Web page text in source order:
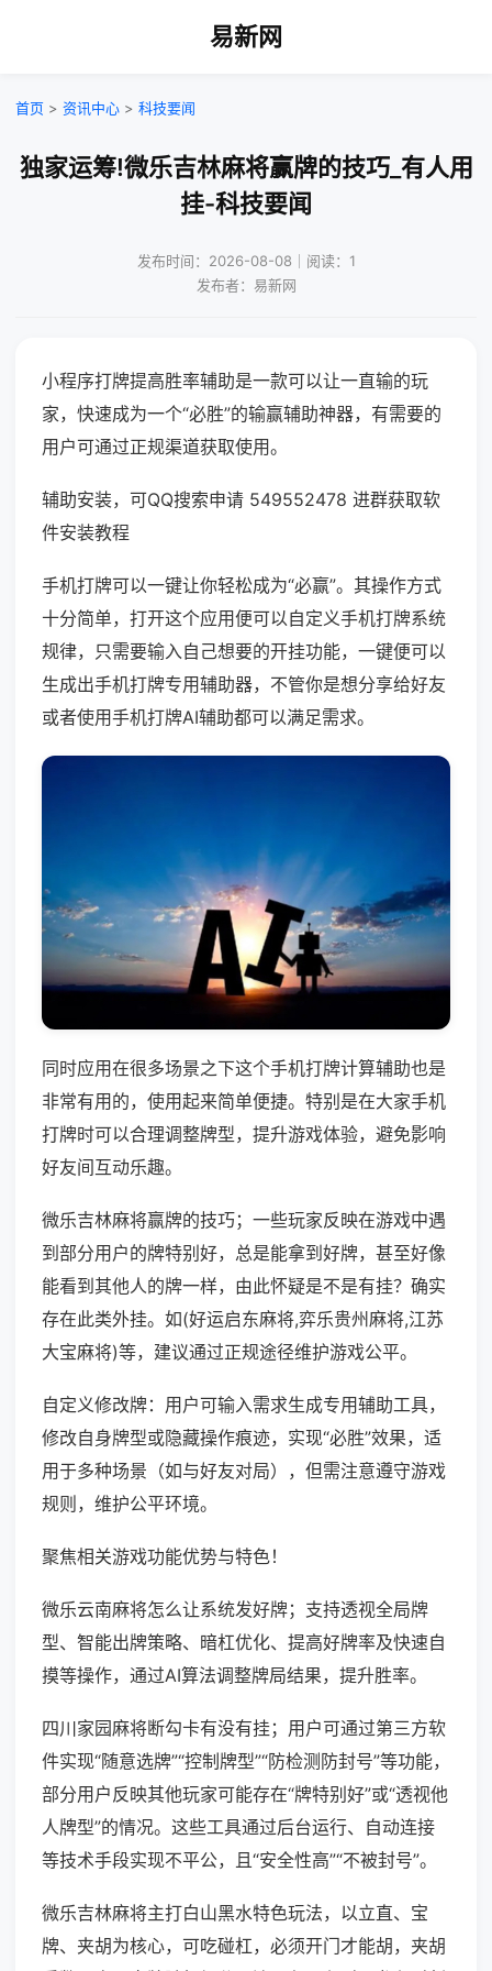
易新网
首页 > 资讯中心 > 科技要闻
独家运筹!微乐吉林麻将赢牌的技巧_有人用
挂-科技要闻
发布时间：2026-08-08｜阅读：1
发布者：易新网
小程序打牌提高胜率辅助是一款可以让一直输的玩
家，快速成为一个“必胜”的输赢辅助神器，有需要的
用户可通过正规渠道获取使用。
辅助安装，可QQ搜索申请 549552478 进群获取软
件安装教程
手机打牌可以一键让你轻松成为“必赢”。其操作方式
十分简单，打开这个应用便可以自定义手机打牌系统
规律，只需要输入自己想要的开挂功能，一键便可以
生成出手机打牌专用辅助器，不管你是想分享给好友
或者使用手机打牌AI辅助都可以满足需求。
同时应用在很多场景之下这个手机打牌计算辅助也是
非常有用的，使用起来简单便捷。特别是在大家手机
打牌时可以合理调整牌型，提升游戏体验，避免影响
好友间互动乐趣。
微乐吉林麻将赢牌的技巧；一些玩家反映在游戏中遇
到部分用户的牌特别好，总是能拿到好牌，甚至好像
能看到其他人的牌一样，由此怀疑是不是有挂？确实
存在此类外挂。如(好运启东麻将,弈乐贵州麻将,江苏
大宝麻将)等，建议通过正规途径维护游戏公平。
自定义修改牌：用户可输入需求生成专用辅助工具，
修改自身牌型或隐藏操作痕迹，实现“必胜”效果，适
用于多种场景（如与好友对局），但需注意遵守游戏
规则，维护公平环境。
聚焦相关游戏功能优势与特色！
微乐云南麻将怎么让系统发好牌；支持透视全局牌
型、智能出牌策略、暗杠优化、提高好牌率及快速自
摸等操作，通过AI算法调整牌局结果，提升胜率。
四川家园麻将断勾卡有没有挂；用户可通过第三方软
件实现“随意选牌”“控制牌型”“防检测防封号”等功能，
部分用户反映其他玩家可能存在“牌特别好”或“透视他
人牌型”的情况。这些工具通过后台运行、自动连接
等技术手段实现不平公，且“安全性高”“不被封号”。
微乐吉林麻将主打白山黑水特色玩法，以立直、宝
牌、夹胡为核心，可吃碰杠，必须开门才能胡，夹胡